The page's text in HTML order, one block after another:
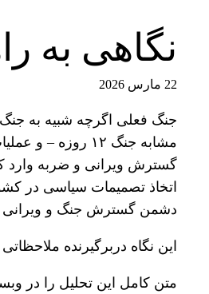
نگاهی به
22 مارس 2026
مشابه جنگ ۱۲
گسترش ویرانی و ضربه وارد
اتخاذ تصمیمات سیاسی در
دشمن گسترش جنگ و ویرانی
این نگاه دربرگیرنده
متن کامل این تحلیل را در